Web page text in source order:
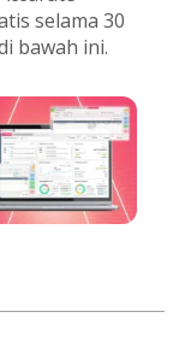
selama 30
bawah ini.